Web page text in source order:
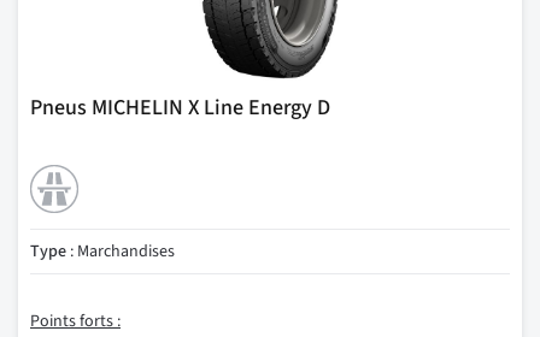
Pneus MICHELIN X Line Energy D
Type : Marchandises
Points forts :